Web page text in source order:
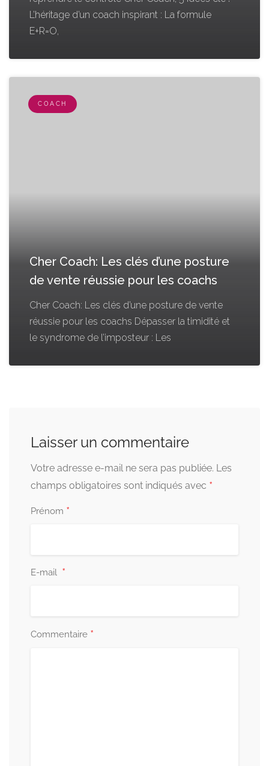
L’héritage d’un coach inspirant : La formule
E+R=O,
COACH
Cher Coach: Les clés d’une posture
de vente réussie pour les coachs
Cher Coach: Les clés d’une posture de vente
réussie pour les coachs Dépasser la timidité et
le syndrome de l’imposteur : Les
Laisser un commentaire
Votre adresse e-mail ne sera pas publiée. Les
champs obligatoires sont indiqués avec *
Prénom *
E-mail *
Commentaire *